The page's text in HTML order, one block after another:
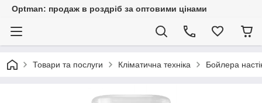
Optman: продаж в роздріб за оптовими цінами
Товари та послуги Кліматична техніка Бойлера